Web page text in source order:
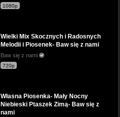
1080p
Wielki Mix Skocznych i Radosnych
Melodii i Piosenek- Baw się z nami
Baw się z nami
720p
Własna Piosenka- Mały Nocny
Niebieski Ptaszek Zimą- Baw się z
nami